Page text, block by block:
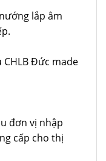
lắp âm
Đức made
đơn vị nhập
cấp cho thị